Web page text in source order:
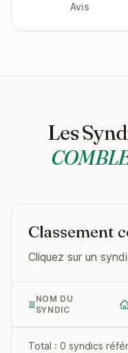
Avis
Les
Classement
Cliquez sur un
NOM DU
SYNDIC
Total : 0 syndics